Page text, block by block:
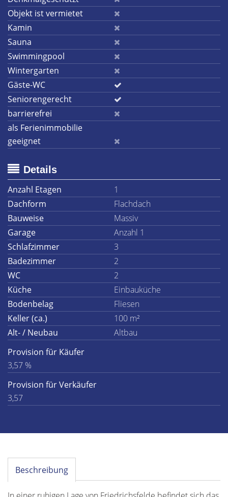
Objekt ist vermietet
Kamin
Sauna
Swimmingpool
Wintergarten
Gäste-WC
Seniorengerecht
barrierefrei
als Ferienimmobilie
geeignet
Details
Anzahl Etagen
1
Dachform
Flachdach
Bauweise
Massiv
Garage
Anzahl 1
Schlafzimmer
3
Badezimmer
2
WC
2
Küche
Einbauküche
Bodenbelag
Fliesen
Keller (ca.)
100 m²
Alt- / Neubau
Altbau
Provision für Käufer
3,57 %
Provision für Verkäufer
3,57
Beschreibung